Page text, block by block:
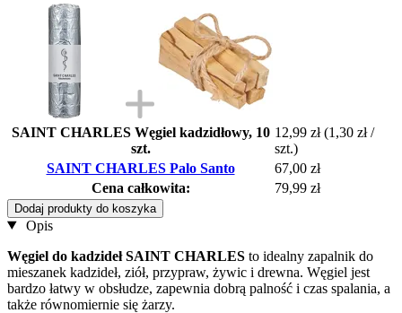
SAINT CHARLES Węgiel kadzidłowy, 10
szt.
12,99 zł (1,30 zł /
szt.)
SAINT CHARLES Palo Santo
67,00 zł
Cena całkowita:
79,99 zł
Dodaj produkty do koszyka
Opis
Węgiel do kadzideł SAINT CHARLES to idealny zapalnik do
mieszanek kadzideł, ziół, przypraw, żywic i drewna. Węgiel jest
bardzo łatwy w obsłudze, zapewnia dobrą palność i czas spalania, a
także równomiernie się żarzy.